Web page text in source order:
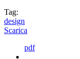
Tag:
design
Scarica
pdf